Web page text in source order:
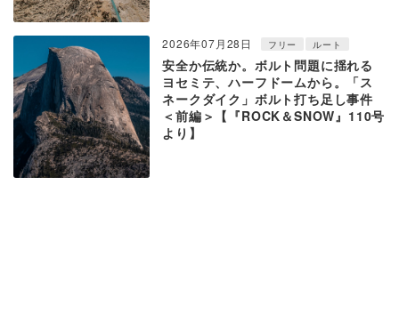
2026年07月28日 フリー ルート
安全か伝統か。ボルト問題に揺れる
ヨセミテ、ハーフドームから。「ス
ネークダイク」ボルト打ち足し事件
＜前編＞【『ROCK＆SNOW』110号
より】